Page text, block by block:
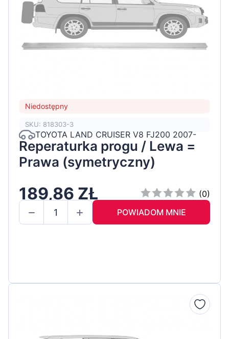
Niedostępny
SKU: 818303-3
TOYOTA LAND CRUISER V8 FJ200 2007-
Reperaturka progu / Lewa =
Prawa (symetryczny)
189,86 ZŁ
(0)
POWIADOM MNIE